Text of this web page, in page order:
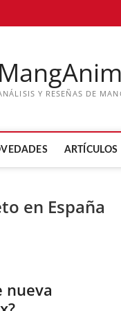
Y RESEÑAS DE
ARTÍCULOS
en España
nueva